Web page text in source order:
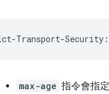
max-age 指令會指